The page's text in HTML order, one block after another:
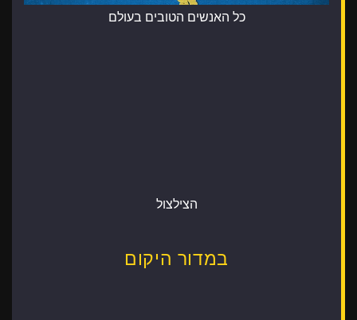
כל האנשים הטובים בעולם
הצילצול
במדור היקום